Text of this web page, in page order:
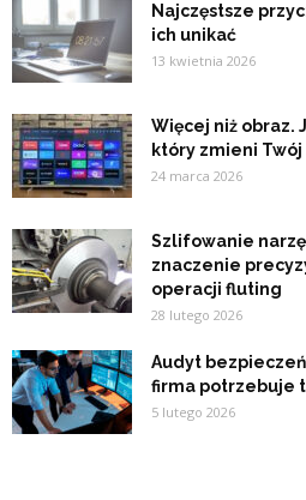
Najczęstsze
ich unikać
13 kwietnia 2026
Więcej niż obraz.
który zmieni Twój
24 marca 2026
Szlifowanie
znaczenie
operacji fluting
28 lutego 2026
Audyt
firma potrzebuje
5 lutego 2026